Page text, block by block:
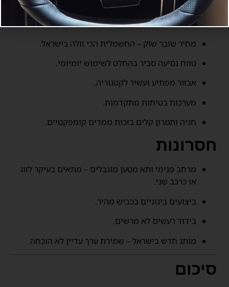
יתרונות
מחיר שובר שוק – החשמלית הכי זולה בישראל.
טווח נסיעה סביר בהחלט לשימוש יומיומי.
אבזור מפתיע ועשיר לקטגוריה.
מערכות בטיחות מתקדמות.
חניה ותמרון קלים בזכות ממדים קומפקטיים.
חסרונות
מרחב פנימי ותא מטען מוגבלים – מתאים בעיקר לזוג
או כרכב שני.
ביצועים בינוניים בכביש מהיר.
בידוד רעשים לא מרשים.
מותג חדש בישראל – שמירת ערך עדיין לא הוכחה.
סיכום